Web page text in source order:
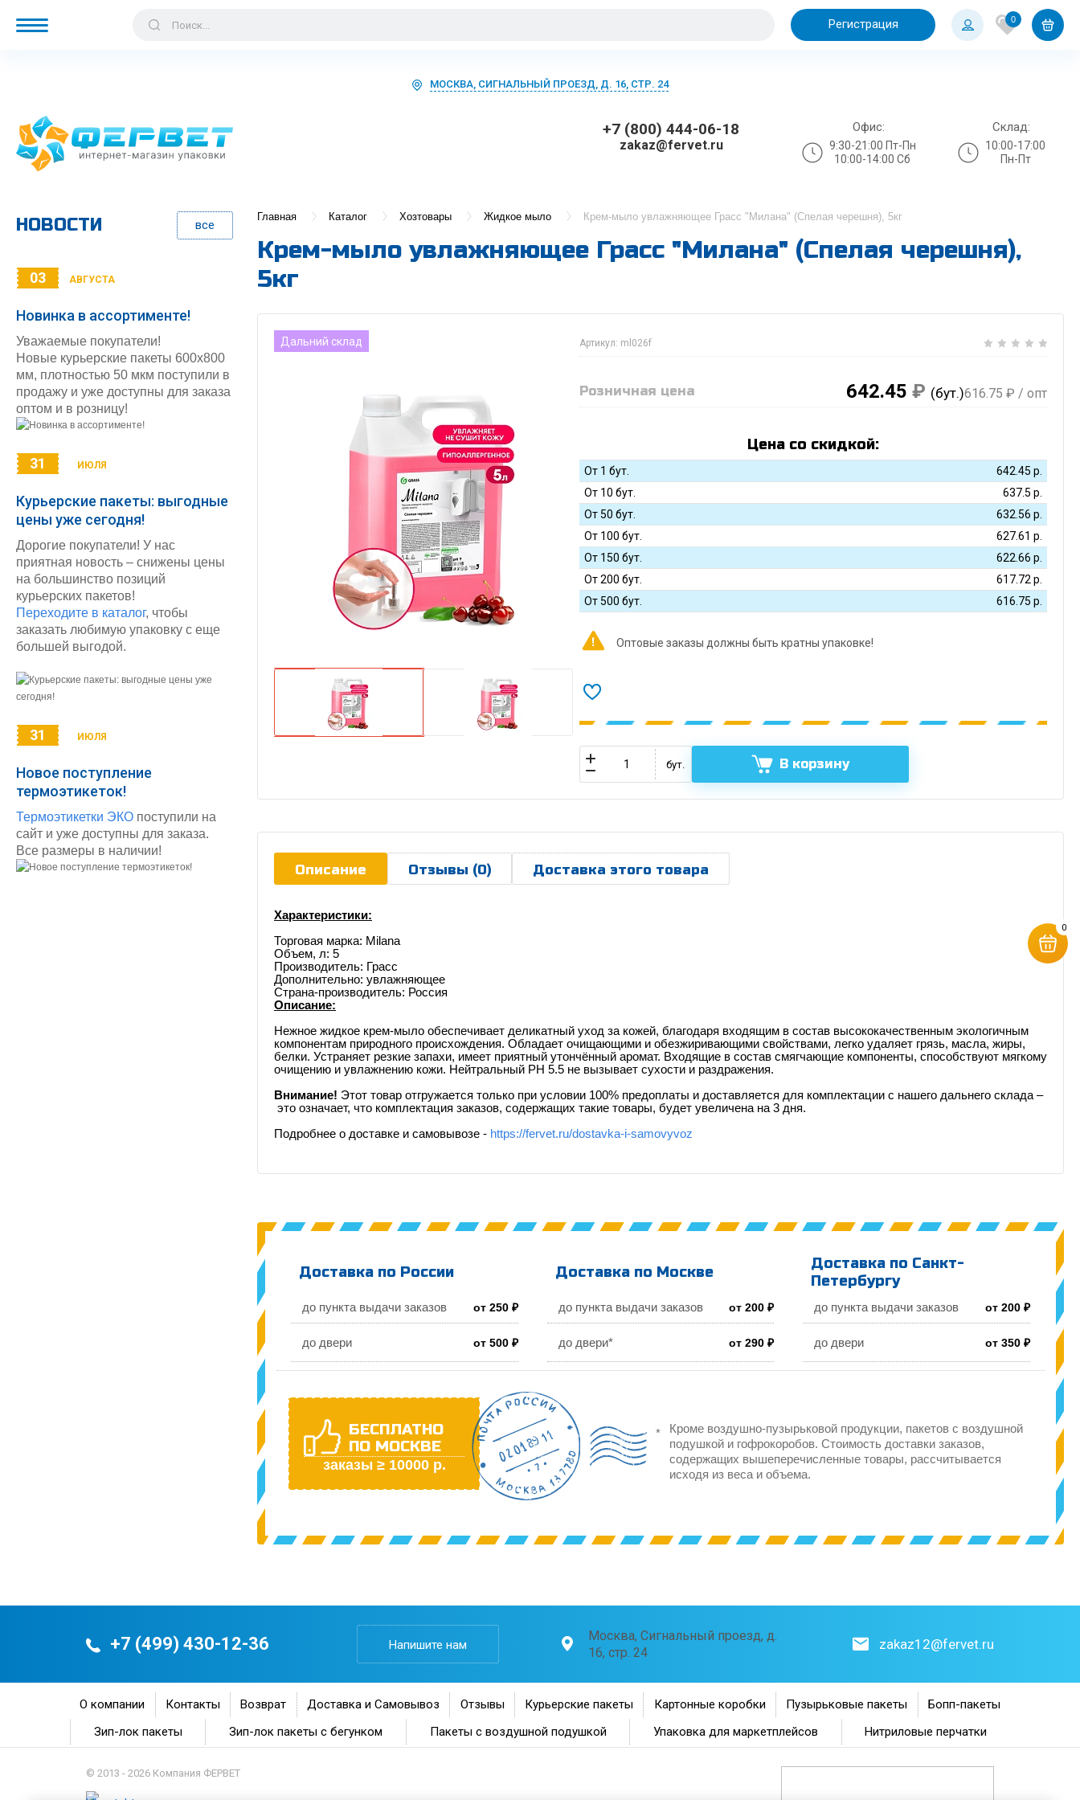
Регистрация 0
МОСКВА, СИГНАЛЬНЫЙ ПРОЕЗД, Д. 16, СТР. 24
+7 (800) 444-06-18
zakaz@fervet.ru
Офис:
9:30-21:00 Пт-Пн
10:00-14:00 Сб
Склад:
10:00-17:00
Пн-Пт
Главная Каталог Хозтовары Жидкое мыло Крем-мыло увлажняющее Грасс "Милана" (Спелая черешня), 5кг
Крем-мыло увлажняющее Грасс "Милана" (Спелая черешня),
5кг
Дальний склад Артикул: ml026f
Розничная цена 642.45 ₽ (бут.)616.75 ₽ / опт
Цена со скидкой:
От 1 бут. 642.45 р.
От 10 бут.
637.5 р.
От 50 бут.
632.56 р.
От 100 бут.
627.61 р.
От 150 бут.
622.66 р.
От 200 бут.
617.72 р.
От 500 бут.
616.75 р.
Оптовые заказы должны быть кратны упаковке!
бут. В корзину
Описание Отзывы (0) Доставка этого товара
Характеристики:
Торговая марка: Milana
Объем, л: 5
Производитель: Грасс
Дополнительно: увлажняющее
Страна-производитель: Россия
Описание:
Нежное жидкое крем-мыло обеспечивает деликатный уход за кожей, благодаря входящим в состав высококачественным экологичным
компонентам природного происхождения. Обладает очищающими и обезжиривающими свойствами, легко удаляет грязь, масла, жиры,
белки. Устраняет резкие запахи, имеет приятный утончённый аромат. Входящие в состав смягчающие компоненты, способствуют мягкому
очищению и увлажнению кожи. Нейтральный РН 5.5 не вызывает сухости и раздражения.
Внимание! Этот товар отгружается только при условии 100% предоплаты и доставляется для комплектации с нашего дальнего склада –
это означает, что комплектация заказов, содержащих такие товары, будет увеличена на 3 дня.
Подробнее о доставке и самовывозе - https://fervet.ru/dostavka-i-samovyvoz
Доставка по России
до пункта выдачи заказов от 250 ₽
до двери от 500 ₽
Доставка по Москве
до пункта выдачи заказов от 200 ₽
до двери* от 290 ₽
Доставка по Санкт-
Петербургу
до пункта выдачи заказов от 200 ₽
до двери от 350 ₽
БЕСПЛАТНО
ПО МОСКВЕ
заказы ≥ 10000 р.
Кроме воздушно-пузырьковой продукции, пакетов с воздушной
подушкой и гофрокоробов. Стоимость доставки заказов,
содержащих вышеперечисленные товары, рассчитывается
исходя из веса и объема.
НОВОСТИ все
03 АВГУСТА
Новинка в ассортименте!
Уважаемые покупатели!
Новые курьерские пакеты 600х800
мм, плотностью 50 мкм поступили в
продажу и уже доступны для заказа
оптом и в розницу!
31 ИЮЛЯ
Курьерские пакеты: выгодные
цены уже сегодня!
Дорогие покупатели! У нас
приятная новость – снижены цены
на большинство позиций
курьерских пакетов!
Переходите в каталог, чтобы
заказать любимую упаковку с еще
большей выгодой.
31 ИЮЛЯ
Новое поступление
термоэтикеток!
Термоэтикетки ЭКО поступили на
сайт и уже доступны для заказа.
Все размеры в наличии!
+7 (499) 430-12-36 Напишите нам
Москва, Сигнальный проезд, д.
16, стр. 24
zakaz12@fervet.ru
О компании Контакты Возврат Доставка и Самовывоз Отзывы Курьерские пакеты Картонные коробки Пузырьковые пакеты
Бопп-пакеты
Зип-лок пакеты
Зип-лок пакеты с бегунком Пакеты с воздушной подушкой Упаковка для маркетплейсов Нитриловые перчатки
© 2013 - 2026 Компания ФЕРВЕТ
0